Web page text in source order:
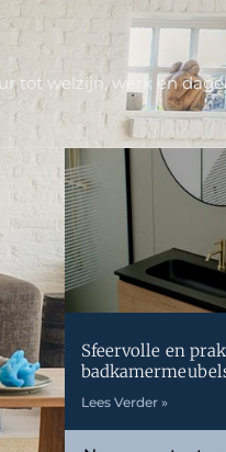
tot welzijn, werk en
Sfeervolle en
Lees Verder »